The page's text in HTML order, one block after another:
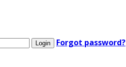
Forgot password?